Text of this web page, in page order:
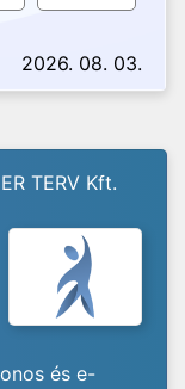
2026. 08. 03.
TERV Kft.
és e-